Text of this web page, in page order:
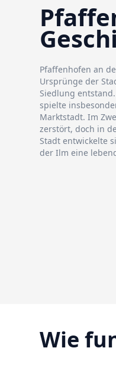
Pfaffenhofen an
Ursprünge der
Siedlung
spielte
Marktstadt. Im
zerstört, doch in
Stadt entwickelte
der Ilm eine
Wie